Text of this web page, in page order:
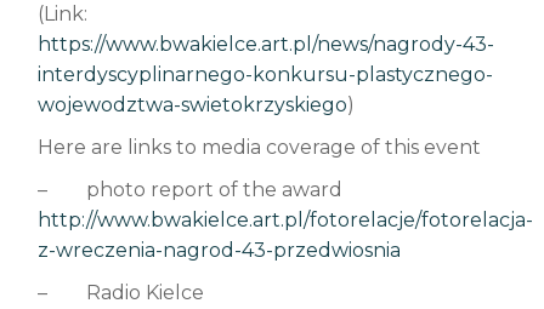
(Link:
https://www.bwakielce.art.pl/news/nagrody-43-
interdyscyplinarnego-konkursu-plastycznego-
wojewodztwa-swietokrzyskiego)
Here are links to media coverage of this event
– photo report of the award
http://www.bwakielce.art.pl/fotorelacje/fotorelacja-
z-wreczenia-nagrod-43-przedwiosnia
– Radio Kielce